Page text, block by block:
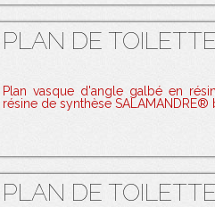
PLAN DE
Plan vasque d'angle galbé en
résine de synthèse
PLAN DE